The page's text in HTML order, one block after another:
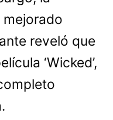
reveló que
‘Wicked’,